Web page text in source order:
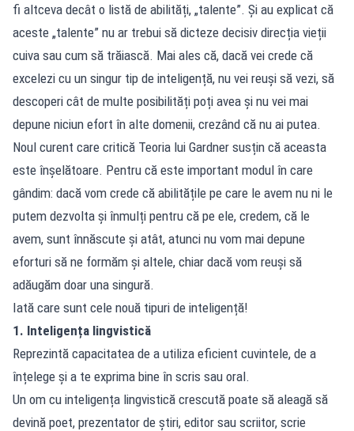
fi altceva decât o listă de abilități, „talente”. Și au explicat că
aceste „talente” nu ar trebui să dicteze decisiv direcția vieții
cuiva sau cum să trăiască. Mai ales că, dacă vei crede că
excelezi cu un singur tip de inteligență, nu vei reuși să vezi, să
descoperi cât de multe posibilități poți avea și nu vei mai
depune niciun efort în alte domenii, crezând că nu ai putea.
Noul curent care critică Teoria lui Gardner susțin că aceasta
este înșelătoare. Pentru că este important modul în care
gândim: dacă vom crede că abilitățile pe care le avem nu ni le
putem dezvolta și înmulți pentru că pe ele, credem, că le
avem, sunt înnăscute și atât, atunci nu vom mai depune
eforturi să ne formăm și altele, chiar dacă vom reuși să
adăugăm doar una singură.
Iată care sunt cele nouă tipuri de inteligență!
1. Inteligența lingvistică
Reprezintă capacitatea de a utiliza eficient cuvintele, de a
înțelege și a te exprima bine în scris sau oral.
Un om cu inteligența lingvistică crescută poate să aleagă să
devină poet, prezentator de știri, editor sau scriitor, scrie